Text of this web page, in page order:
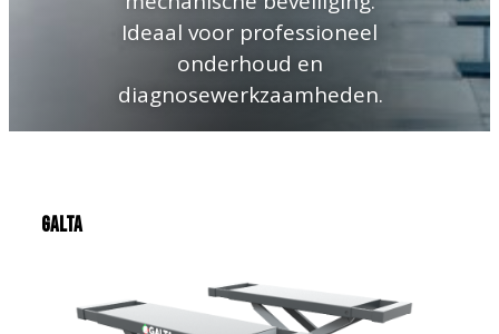
Ideaal voor professioneel
onderhoud en
diagnosewerkzaamheden.
Galta